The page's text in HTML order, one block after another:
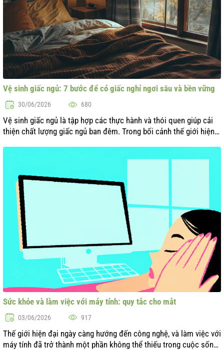
Vệ sinh giấc ngủ: 7 bước để có giấc nghỉ ngơi sâu và bền vững
30/06/2026 680
Vệ sinh giấc ngủ là tập hợp các thực hành và thói quen giúp cải
thiện chất lượng giấc ngủ ban đêm. Trong bối cảnh thế giới hiện
Sức khỏe và làm việc với máy tính: quy tắc cho mắt
03/06/2026 917
Thế giới hiện đại ngày càng hướng đến công nghệ, và làm việc với
máy tính đã trở thành một phần không thể thiếu trong cuộc sống